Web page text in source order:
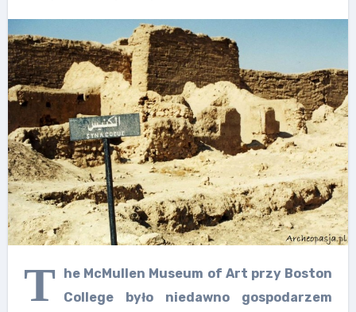
T
he McMullen Museum of Art przy Boston
College było niedawno gospodarzem